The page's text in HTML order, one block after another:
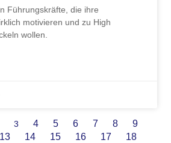
Führungskräfte, die ihre
motivieren und zu High
wollen.
3 4 5 6 7 8
9
13 14 15 16 17
18